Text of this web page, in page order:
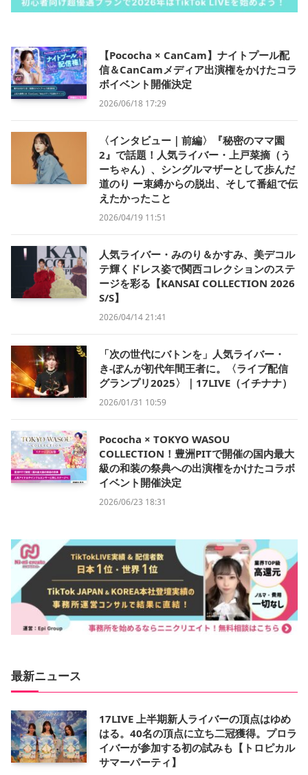
【Pococha × CanCam】ナイトプール配
信＆CanCamメディア出演権をかけたコラ
ボイベント開催決定
2026/06/18 17:29
〈インタビュー｜前編〉『秘密のママ園
2』で話題！人気ライバー・上戸菜摘（う
ーちゃん）、シングルマザーとして歩んだ
道のり ー束縛からの脱出、そして番組で伝
えたかったこと
2026/04/19 11:51
人気ライバー・みのり＆かすみ、美デコル
テ輝くドレス姿で関西コレクションのステ
ージを彩る【KANSAI COLLECTION 2026
S/S】
2026/04/14 21:41
「次の世代にバトンを」人気ライバー・
き-ぽんが初代年間王者に。〈ライブ配信
グランプリ2025〉｜17LIVE（イチナナ）
2026/01/31 10:59
Pococha × TOKYO WASOU
COLLECTION！豊洲PITで開催の国内最大
級の和装の祭典への出演権をかけたコラボ
イベント開催決定
2026/06/23 18:31
最新ニュース
17LIVE 上半期新人ライバーの頂点はゆめ
はる。40名の頂点に立ち二冠獲得。プロラ
イバーが参加する初の試みも【トロピカル
サマーパーティ】